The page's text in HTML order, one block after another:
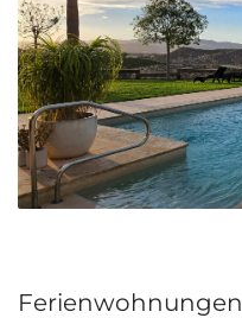
Ferienwohnungen